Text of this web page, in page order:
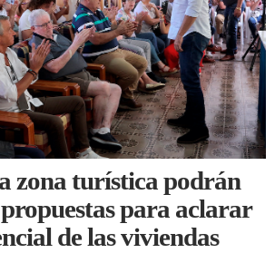
zona turística podrán
para aclarar
de las viviendas